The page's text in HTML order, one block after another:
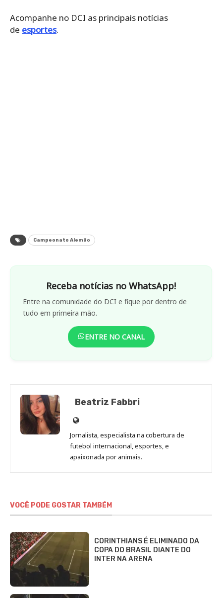
Acompanhe no DCI as principais notícias
de esportes.
Campeonato Alemão
Receba notícias no WhatsApp!
Entre na comunidade do DCI e fique por dentro de
tudo em primeira mão.
ENTRE NO CANAL
Beatriz Fabbri
Site
de
Beatriz
Fabbri
Jornalista, especialista na cobertura de
futebol internacional, esportes, e
apaixonada por animais.
VOCÊ PODE GOSTAR TAMBÉM
CORINTHIANS É ELIMINADO DA
COPA DO BRASIL DIANTE DO
INTER NA ARENA